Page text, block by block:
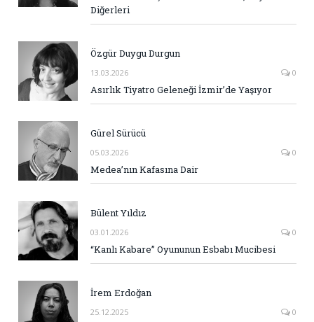
Diğerleri
Özgür Duygu Durgun
13.03.2026 0
Asırlık Tiyatro Geleneği İzmir’de Yaşıyor
Gürel Sürücü
05.03.2026 0
Medea’nın Kafasına Dair
Bülent Yıldız
03.01.2026 0
“Kanlı Kabare” Oyununun Esbabı Mucibesi
İrem Erdoğan
25.12.2025 0